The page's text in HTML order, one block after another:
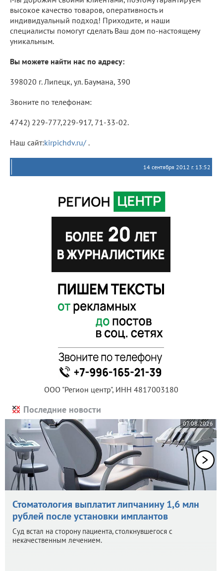
высокое качество товаров, оперативность и
индивидуальный подход! Приходите, и наши
специалисты помогут сделать Ваш дом по-настоящему
уникальным.
Вы можете найти нас по адресу:
398020 г. Липецк, ул. Баумана, 390
Звоните по телефонам:
4742) 229-777,229-917, 71-33-02.
Наш сайт:kirpichdv.ru/ .
14 сентября 2012 г. 13:52
ООО "Регион центр", ИНН 4817003180
Последние новости
07.08.2026
Стоматология выплатит липчанину 1,6 млн
рублей после установки имплантов
Суд встал на сторону пациента, столкнувшегося с
некачественным лечением.